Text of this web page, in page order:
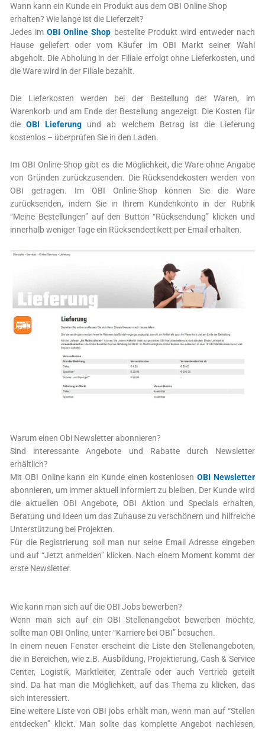
Wann kann ein Kunde ein Produkt aus dem OBI Online Shop
erhalten? Wie lange ist die Lieferzeit?
Jedes imOBI Online Shop bestellte Produkt wird entweder nach
Hause geliefert oder vom Käufer im OBI Markt seiner Wahl
abgeholt. Die Abholung in der Filiale erfolgt ohne Lieferkosten, und
die Ware wird in der Filiale bezahlt.
Die Lieferkosten werden bei der Bestellung der Waren, im
Warenkorb und am Ende der Bestellung angezeigt. Die Kosten für
dieOBI Lieferung und ab welchem Betrag ist die Lieferung
kostenlos – überprüfen Sie in den Laden.
Im OBI Online-Shop gibt es die Möglichkeit, die Ware ohne Angabe
von Gründen zurückzusenden. Die Rücksendekosten werden von
OBI getragen. Im OBI Online-Shop können Sie die Ware
zurücksenden, indem Sie in Ihrem Kundenkonto in der Rubrik
“Meine Bestellungen” auf den Button “Rücksendung” klicken und
innerhalb weniger Tage ein Rücksendeetikett per Email erhalten.
Warum einen Obi Newsletter abonnieren?
Sind interessante Angebote und Rabatte durch Newsletter
erhältlich?
Mit OBI Online kann ein Kunde einen kostenlosenOBI Newsletter
abonnieren, um immer aktuell informiert zu bleiben. Der Kunde wird
die aktuellen OBI Angebote, OBI Aktion und Specials erhalten,
Beratung und Ideen um das Zuhause zu verschönern und hilfreiche
Unterstützung bei Projekten.
Für die Registrierung soll man nur seine Email Adresse eingeben
und auf “Jetzt anmelden” klicken. Nach einem Moment kommt der
erste Newsletter.
Wie kann man sich auf die OBI Jobs bewerben?
Wenn man sich auf ein OBI Stellenangebot bewerben möchte,
sollte man OBI Online, unter “Karriere bei OBI” besuchen.
In einem neuen Fenster erscheint die Liste den Stellenangeboten,
die in Bereichen, wie z.B. Ausbildung, Projektierung, Cash & Service
Center, Logistik, Marktleiter, Zentrale oder auch Vertrieb geteilt
sind. Da hat man die Möglichkeit, auf das Thema zu klicken, das
sich interessiert.
Eine weitere Liste von OBI jobs erhält man, wenn man auf “Stellen
entdecken” klickt. Man sollte das komplette Angebot nachlesen,